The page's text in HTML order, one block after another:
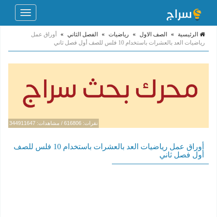
Toggle
الرئيسية » الصف الاول » رياضيات » الفصل الثاني »
أوراق عمل
رياضيات العد بالعشرات باستخدام 10 فلس للصف أول فصل ثاني
نقرات: 616806 / مشاهدات: 344911647
أوراق عمل رياضيات العد بالعشرات باستخدام 10 فلس للصف
أول فصل ثاني